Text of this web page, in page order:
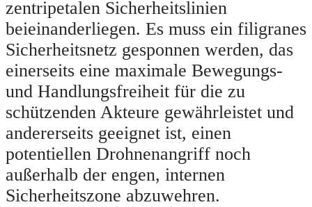
zentripetalen Sicherheitslinien
beieinanderliegen. Es muss ein filigranes
Sicherheitsnetz gesponnen werden, das
einerseits eine maximale Bewegungs-
und Handlungsfreiheit für die zu
schützenden Akteure gewährleistet und
andererseits geeignet ist, einen
potentiellen Drohnenangriff noch
außerhalb der engen, internen
Sicherheitszone abzuwehren.